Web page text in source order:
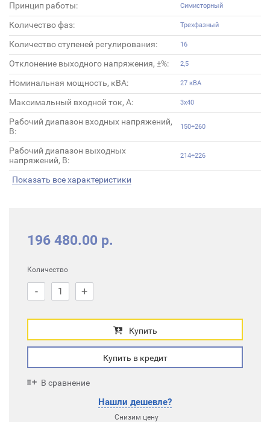
Принцип работы: Симисторный
Количество фаз: Трехфазный
Количество ступеней регулирования: 16
Отклонение выходного напряжения, ±%: 2,5
Номинальная мощность, кВА: 27 кВА
Максимальный входной ток, А: 3х40
Рабочий диапазон входных напряжений,
В:
150÷260
Рабочий диапазон выходных
напряжений, В:
214÷226
Показать все характеристики
196 480.00 р.
Количество
- +
Купить
Купить в кредит
В сравнение
Нашли дешевле?
Снизим цену